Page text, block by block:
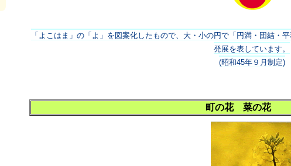
「よこはま」の「よ」を図案化したもので、大・小の円で「円満・団結・
発展を表しています。
(昭和45年９月制定)
町の花 菜の花